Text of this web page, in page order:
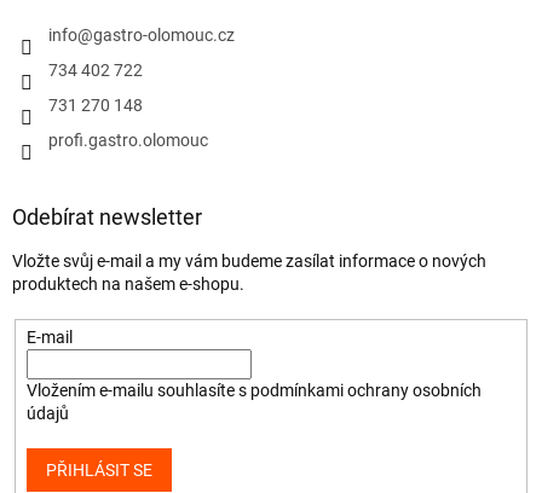
info@gastro-olomouc.cz
734 402 722
731 270 148
profi.gastro.olomouc
Odebírat newsletter
Vložte svůj e-mail a my vám budeme zasílat informace o nových
produktech na našem e-shopu.
E-mail
Vložením e-mailu souhlasíte s podmínkami ochrany osobních
údajů
PŘIHLÁSIT SE